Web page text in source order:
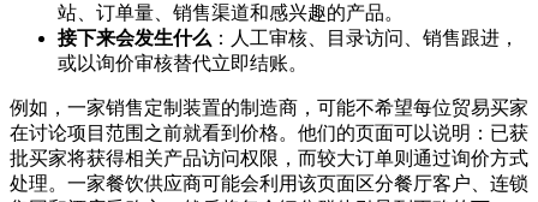
站、订单量、销售渠道和感兴趣的产品。
接下来会发生什么 ：人工审核、目录访问、销售跟进，
或以询价审核替代立即结账。
例如，一家销售定制装置的制造商，可能不希望每位贸易买家
在讨论项目范围之前就看到价格。他们的页面可以说明：已获
批买家将获得相关产品访问权限，而较大订单则通过询价方式
处理。一家餐饮供应商可能会利用该页面区分餐厅客户、连锁